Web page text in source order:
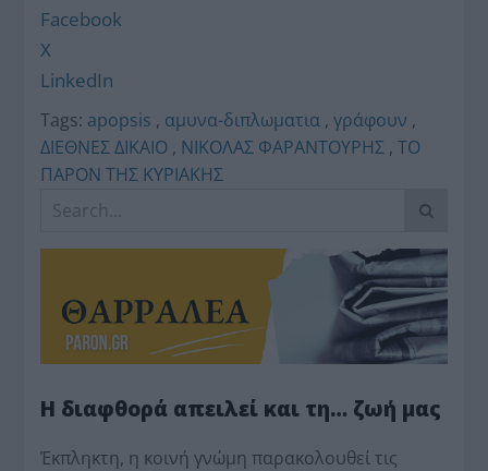
Facebook
X
LinkedIn
Tags: apopsis , αμυνα-διπλωματια ,γράφουν ,
ΔΙΕΘΝΕΣ ΔΙΚΑΙΟ , ΝΙΚΟΛΑΣ ΦΑΡΑΝΤΟΥΡΗΣ ,ΤΟ
ΠΑΡΟΝ ΤΗΣ ΚΥΡΙΑΚΗΣ
Η διαφθορά απειλεί και τη… ζωή μας
Έκπληκτη, η κοινή γνώμη παρακολουθεί τις